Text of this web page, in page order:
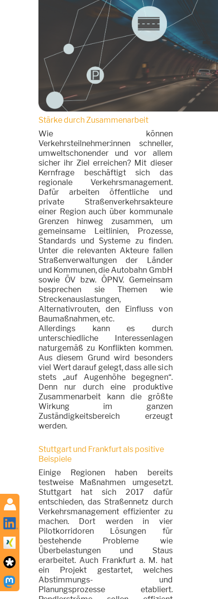
Stärke durch Zusammenarbeit
Wie können
Verkehrsteilnehmer:innen schneller,
umweltschonender und vor allem
sicher ihr Ziel erreichen? Mit dieser
Kernfrage beschäftigt sich das
regionale Verkehrsmanagement.
Dafür arbeiten öffentliche und
private Straßenverkehrsakteure
einer Region auch über kommunale
Grenzen hinweg zusammen, um
gemeinsame Leitlinien, Prozesse,
Standards und Systeme zu finden.
Unter die relevanten Akteure fallen
Straßenverwaltungen der Länder
und Kommunen, die Autobahn GmbH
sowie ÖV bzw. ÖPNV. Gemeinsam
besprechen sie Themen wie
Streckenauslastungen,
Alternativrouten, den Einfluss von
Baumaßnahmen, etc.
Allerdings kann es durch
unterschiedliche Interessenlagen
naturgemäß zu Konflikten kommen.
Aus diesem Grund wird besonders
viel Wert darauf gelegt, dass alle sich
stets „auf Augenhöhe begegnen“.
Denn nur durch eine produktive
Zusammenarbeit kann die größte
Wirkung im ganzen
Zuständigkeitsbereich erzeugt
werden.
Stuttgart und Frankfurt als positive
Beispiele
Einige Regionen haben bereits
testweise Maßnahmen umgesetzt.
Stuttgart hat sich 2017 dafür
entschieden, das Straßennetz durch
Verkehrsmanagement effizienter zu
machen. Dort werden in vier
Pilotkorridoren Lösungen für
bestehende Probleme wie
Überbelastungen und Staus
erarbeitet. Auch Frankfurt a. M. hat
ein Projekt gestartet, welches
Abstimmungs- und
Planungsprozesse etabliert.